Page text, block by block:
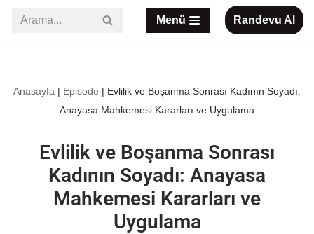
Menü Randevu Al
Anasayfa | Episode | Evlilik ve Boşanma Sonrası Kadının Soyadı:
Anayasa Mahkemesi Kararları ve Uygulama
Evlilik ve Boşanma Sonrası
Kadının Soyadı: Anayasa
Mahkemesi Kararları ve
Uygulama